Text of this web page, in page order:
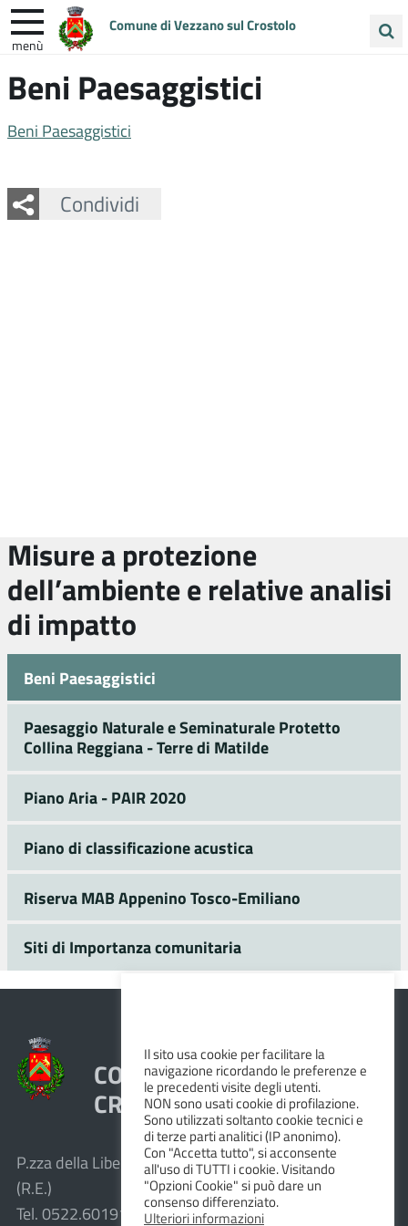
Comune di Vezzano sul Crostolo
menù
nel
ENTRA IN COMUNE VIVI VEZZANO
UNIONE COLLINE MATILDICHE
Beni Paesaggistici
Beni Paesaggistici
Condividi
Facebook
Twitter
Whatsapp
Misure a protezione
dell’ambiente e relative analisi
di impatto
Beni Paesaggistici
Paesaggio Naturale e Seminaturale Protetto
Collina Reggiana - Terre di Matilde
Piano Aria - PAIR 2020
Piano di classificazione acustica
Riserva MAB Appenino Tosco-Emiliano
Siti di Importanza comunitaria
COMUNE DI VEZZANO SUL
CROSTOLO
P.zza della Libertà, 1 – 42030 Vezzano sul Crostolo
(R.E.)
Tel. 0522.601911 – Fax 0522.601947
Il sito usa cookie per facilitare la
navigazione ricordando le preferenze e
le precedenti visite degli utenti.
NON sono usati cookie di profilazione.
Sono utilizzati soltanto cookie tecnici e
di terze parti analitici (IP anonimo).
Con "Accetta tutto", si acconsente
all'uso di TUTTI i cookie. Visitando
"Opzioni Cookie" si può dare un
consenso differenziato.
Ulteriori informazioni